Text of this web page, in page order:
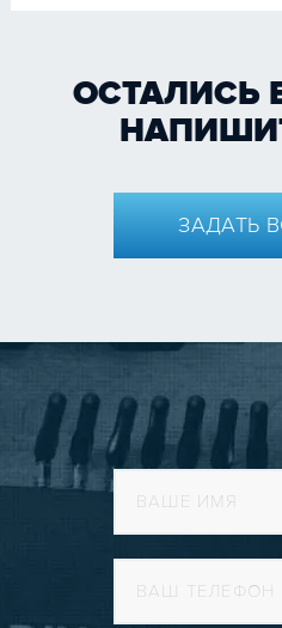
ОСТАЛИСЬ
ЗАДАТЬ